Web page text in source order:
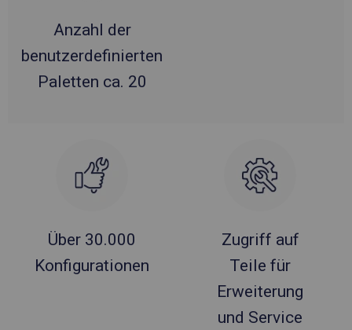
Anzahl der
benutzerdefinierten
Paletten ca. 20
Über 30.000
Konfigurationen
Zugriff auf
Teile für
Erweiterung
und Service